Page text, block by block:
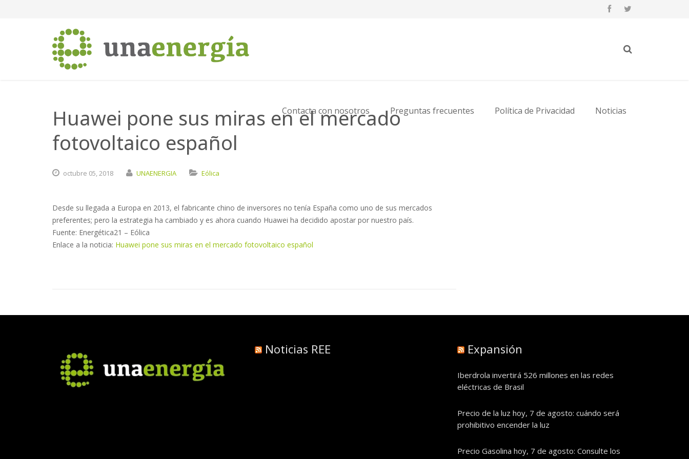
Contacta con nosotros Preguntas frecuentes Política de Privacidad Noticias
Huawei pone sus miras en el mercado
fotovoltaico español
octubre 05,2018 UNAENERGIA Eólica
Desde su llegada a Europa en 2013, el fabricante chino de inversores no tenía España como uno de sus mercados
preferentes; pero la estrategia ha cambiado y es ahora cuando Huawei ha decidido apostar por nuestro país.
Fuente: Energética21 – Eólica
Enlace a la noticia: Huawei pone sus miras en el mercado fotovoltaico español
Noticias REE Expansión
Iberdrola invertirá 526 millones en las redes
eléctricas de Brasil
Precio de la luz hoy, 7 de agosto: cuándo será
prohibitivo encender la luz
Precio Gasolina hoy, 7 de agosto: Consulte los